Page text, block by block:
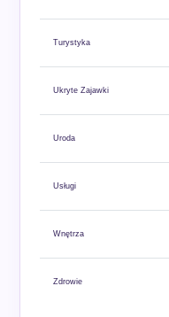
Turystyka
Ukryte Zajawki
Uroda
Usługi
Wnętrza
Zdrowie